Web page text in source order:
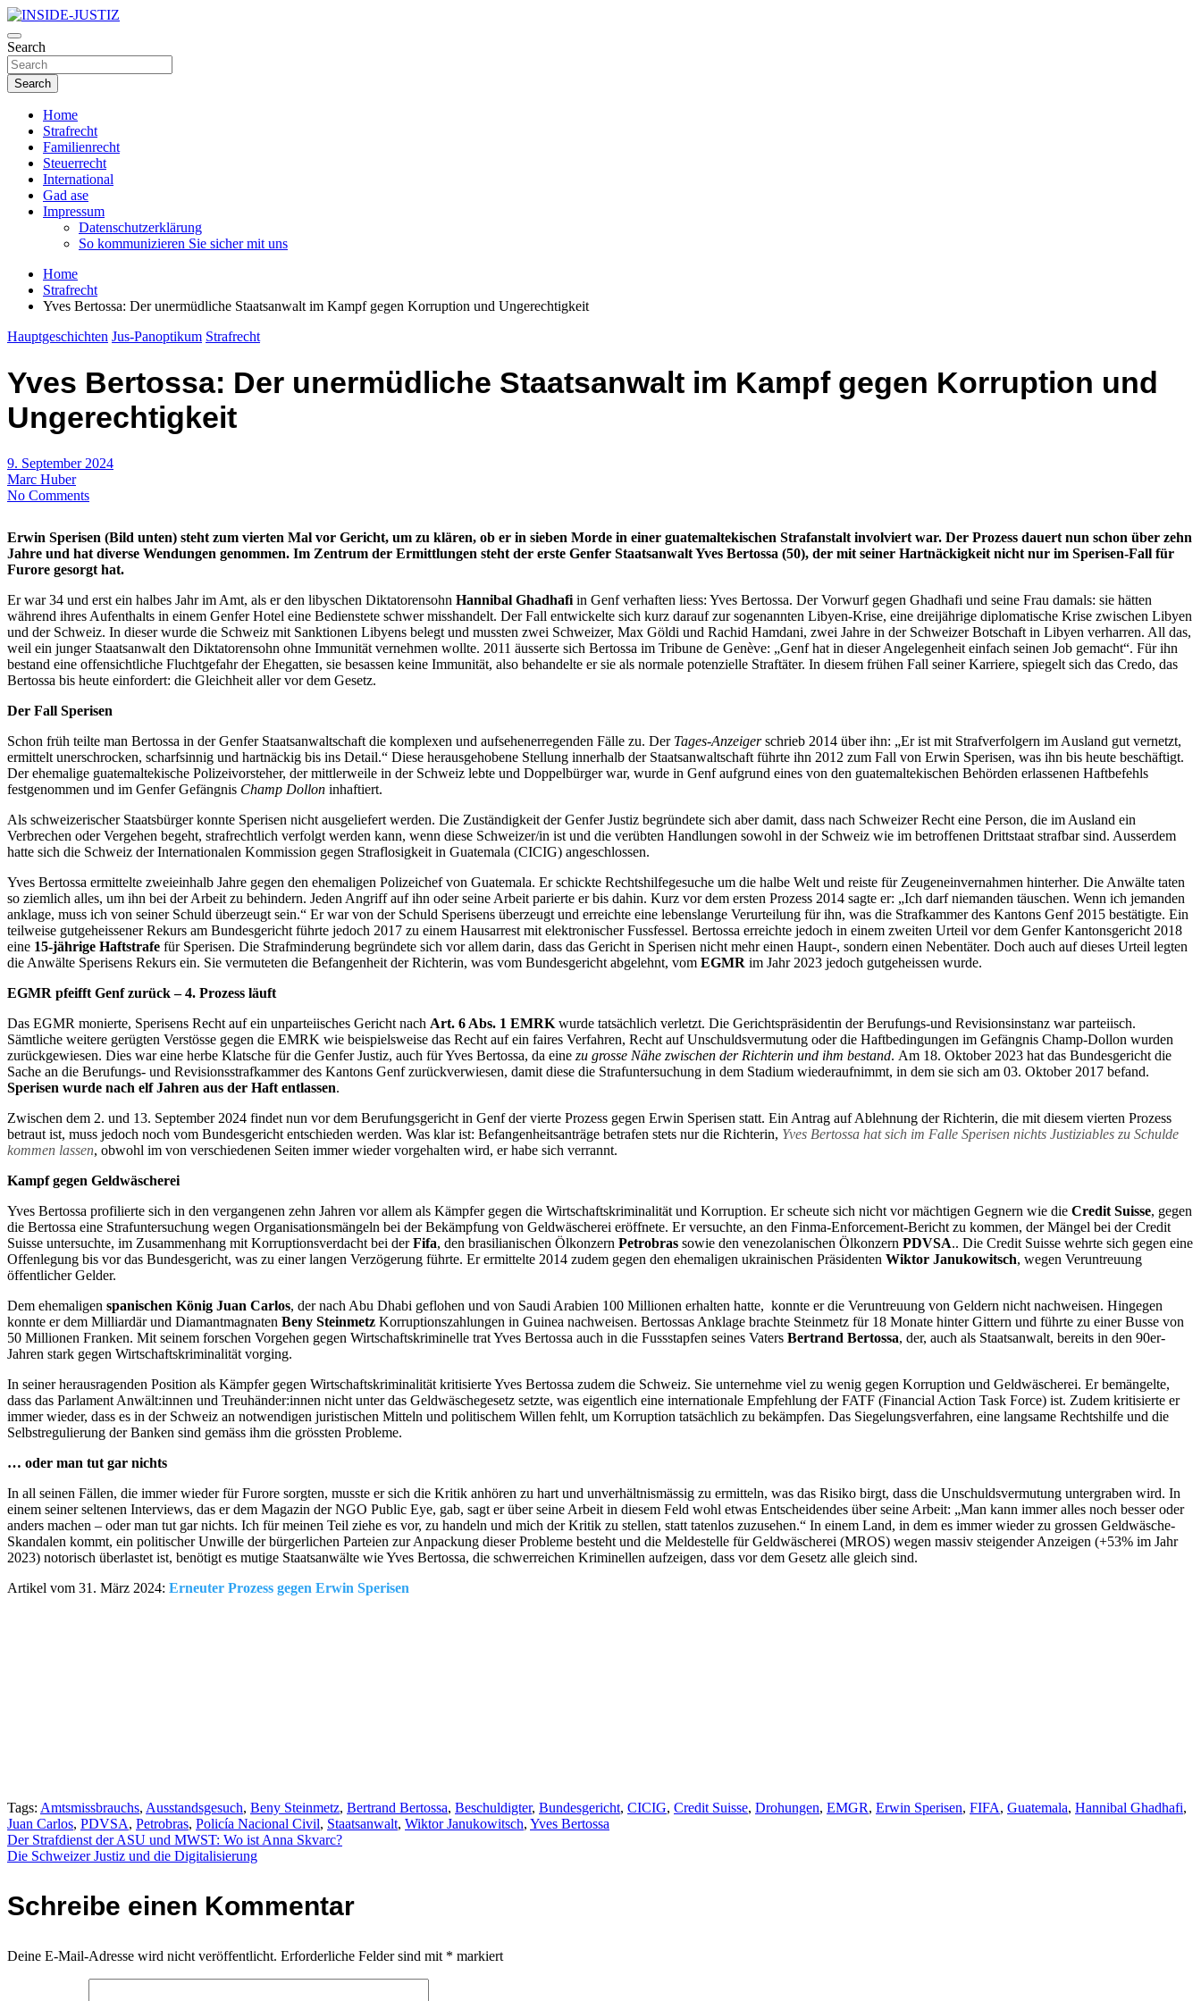
Skip
to
content
INSIDE-JUSTIZ
Investigativer Journalismus zur Dritten Gewalt
Search
Search
Home
Strafrecht
Familienrecht
Steuerrecht
International
Gad ase
Impressum
Datenschutzerklärung
So kommunizieren Sie sicher mit uns
Home
Strafrecht
Yves Bertossa: Der unermüdliche Staatsanwalt im Kampf gegen Korruption und Ungerechtigkeit
Hauptgeschichten Jus-Panoptikum Strafrecht
Yves Bertossa: Der unermüdliche Staatsanwalt im Kampf gegen Korruption und
Ungerechtigkeit
9. September 2024
Marc Huber
No Comments
Erwin Sperisen (Bild unten) steht zum vierten Mal vor Gericht, um zu klären, ob er in sieben Morde in einer guatemaltekischen Strafanstalt involviert war. Der Prozess dauert nun schon über zehn
Jahre und hat diverse Wendungen genommen. Im Zentrum der Ermittlungen steht der erste Genfer Staatsanwalt Yves Bertossa (50), der mit seiner Hartnäckigkeit nicht nur im Sperisen-Fall für
Furore gesorgt hat.
Er war 34 und erst ein halbes Jahr im Amt, als er den libyschen Diktatorensohn Hannibal Ghadhafi in Genf verhaften liess: Yves Bertossa. Der Vorwurf gegen Ghadhafi und seine Frau damals: sie hätten
während ihres Aufenthalts in einem Genfer Hotel eine Bedienstete schwer misshandelt. Der Fall entwickelte sich kurz darauf zur sogenannten Libyen-Krise, eine dreijährige diplomatische Krise zwischen Libyen
und der Schweiz. In dieser wurde die Schweiz mit Sanktionen Libyens belegt und mussten zwei Schweizer, Max Göldi und Rachid Hamdani, zwei Jahre in der Schweizer Botschaft in Libyen verharren. All das,
weil ein junger Staatsanwalt den Diktatorensohn ohne Immunität vernehmen wollte. 2011 äusserte sich Bertossa im Tribune de Genève: „Genf hat in dieser Angelegenheit einfach seinen Job gemacht“. Für ihn
bestand eine offensichtliche Fluchtgefahr der Ehegatten, sie besassen keine Immunität, also behandelte er sie als normale potenzielle Straftäter. In diesem frühen Fall seiner Karriere, spiegelt sich das Credo, das
Bertossa bis heute einfordert: die Gleichheit aller vor dem Gesetz.
Der Fall Sperisen
Schon früh teilte man Bertossa in der Genfer Staatsanwaltschaft die komplexen und aufsehenerregenden Fälle zu. Der Tages-Anzeigerschrieb 2014 über ihn: „Er ist mit Strafverfolgern im Ausland gut vernetzt,
ermittelt unerschrocken, scharfsinnig und hartnäckig bis ins Detail.“ Diese herausgehobene Stellung innerhalb der Staatsanwaltschaft führte ihn 2012 zum Fall von Erwin Sperisen, was ihn bis heute beschäftigt.
Der ehemalige guatemaltekische Polizeivorsteher, der mittlerweile in der Schweiz lebte und Doppelbürger war, wurde in Genf aufgrund eines von den guatemaltekischen Behörden erlassenen Haftbefehls
festgenommen und im Genfer Gefängnis Champ Dollon inhaftiert.
Als schweizerischer Staatsbürger konnte Sperisen nicht ausgeliefert werden. Die Zuständigkeit der Genfer Justiz begründete sich aber damit, dass nach Schweizer Recht eine Person, die im Ausland ein
Verbrechen oder Vergehen begeht, strafrechtlich verfolgt werden kann, wenn diese Schweizer/in ist und die verübten Handlungen sowohl in der Schweiz wie im betroffenen Drittstaat strafbar sind. Ausserdem
hatte sich die Schweiz der Internationalen Kommission gegen Straflosigkeit in Guatemala (CICIG) angeschlossen.
Yves Bertossa ermittelte zweieinhalb Jahre gegen den ehemaligen Polizeichef von Guatemala. Er schickte Rechtshilfegesuche um die halbe Welt und reiste für Zeugeneinvernahmen hinterher. Die Anwälte taten
so ziemlich alles, um ihn bei der Arbeit zu behindern. Jeden Angriff auf ihn oder seine Arbeit parierte er bis dahin. Kurz vor dem ersten Prozess 2014 sagte er: „Ich darf niemanden täuschen. Wenn ich jemanden
anklage, muss ich von seiner Schuld überzeugt sein.“ Er war von der Schuld Sperisens überzeugt und erreichte eine lebenslange Verurteilung für ihn, was die Strafkammer des Kantons Genf 2015 bestätigte. Ein
teilweise gutgeheissener Rekurs am Bundesgericht führte jedoch 2017 zu einem Hausarrest mit elektronischer Fussfessel. Bertossa erreichte jedoch in einem zweiten Urteil vor dem Genfer Kantonsgericht 2018
eine 15-jährige Haftstrafe für Sperisen. Die Strafminderung begründete sich vor allem darin, dass das Gericht in Sperisen nicht mehr einen Haupt-, sondern einen Nebentäter. Doch auch auf dieses Urteil legten
die Anwälte Sperisens Rekurs ein. Sie vermuteten die Befangenheit der Richterin, was vom Bundesgericht abgelehnt, vom EGMR im Jahr 2023 jedoch gutgeheissen wurde.
EGMR pfeifft Genf zurück – 4. Prozess läuft
Das EGMR monierte, Sperisens Recht auf ein unparteiisches Gericht nach Art. 6 Abs. 1 EMRK wurde tatsächlich verletzt. Die Gerichtspräsidentin der Berufungs-und Revisionsinstanz war parteiisch.
Sämtliche weitere gerügten Verstösse gegen die EMRK wie beispielsweise das Recht auf ein faires Verfahren, Recht auf Unschuldsvermutung oder die Haftbedingungen im Gefängnis Champ-Dollon wurden
zurückgewiesen. Dies war eine herbe Klatsche für die Genfer Justiz, auch für Yves Bertossa, da eine zu grosse Nähe zwischen der Richterin und ihm bestand. Am 18. Oktober 2023 hat das Bundesgericht die
Sache an die Berufungs- und Revisionsstrafkammer des Kantons Genf zurückverwiesen, damit diese die Strafuntersuchung in dem Stadium wiederaufnimmt, in dem sie sich am 03. Oktober 2017 befand.
Sperisen wurde nach elf Jahren aus der Haft entlassen.
Zwischen dem 2. und 13. September 2024 findet nun vor dem Berufungsgericht in Genf der vierte Prozess gegen Erwin Sperisen statt. Ein Antrag auf Ablehnung der Richterin, die mit diesem vierten Prozess
betraut ist, muss jedoch noch vom Bundesgericht entschieden werden. Was klar ist: Befangenheitsanträge betrafen stets nur die Richterin, Yves Bertossa hat sich im Falle Sperisen nichts Justiziables zu Schulde
kommen lassen, obwohl im von verschiedenen Seiten immer wieder vorgehalten wird, er habe sich verrannt.
Kampf gegen Geldwäscherei
Yves Bertossa profilierte sich in den vergangenen zehn Jahren vor allem als Kämpfer gegen die Wirtschaftskriminalität und Korruption. Er scheute sich nicht vor mächtigen Gegnern wie die Credit Suisse, gegen
die Bertossa eine Strafuntersuchung wegen Organisationsmängeln bei der Bekämpfung von Geldwäscherei eröffnete. Er versuchte, an den Finma-Enforcement-Bericht zu kommen, der Mängel bei der Credit
Suisse untersuchte, im Zusammenhang mit Korruptionsverdacht bei derFifa, den brasilianischen Ölkonzern Petrobras sowie den venezolanischen Ölkonzern PDVSA.. Die Credit Suisse wehrte sich gegen eine
Offenlegung bis vor das Bundesgericht, was zu einer langen Verzögerung führte. Er ermittelte 2014 zudem gegen den ehemaligen ukrainischen Präsidenten Wiktor Janukowitsch, wegen Veruntreuung
öffentlicher Gelder.
Dem ehemaligen spanischen König Juan Carlos, der nach Abu Dhabi geflohen und von Saudi Arabien 100 Millionen erhalten hatte, konnte er die Veruntreuung von Geldern nicht nachweisen. Hingegen
konnte er dem Milliardär und Diamantmagnaten Beny Steinmetz Korruptionszahlungen in Guinea nachweisen. Bertossas Anklage brachte Steinmetz für 18 Monate hinter Gittern und führte zu einer Busse von
50 Millionen Franken. Mit seinem forschen Vorgehen gegen Wirtschaftskriminelle trat Yves Bertossa auch in die Fussstapfen seines Vaters Bertrand Bertossa, der, auch als Staatsanwalt, bereits in den 90er-
Jahren stark gegen Wirtschaftskriminalität vorging.
In seiner herausragenden Position als Kämpfer gegen Wirtschaftskriminalität kritisierte Yves Bertossa zudem die Schweiz. Sie unternehme viel zu wenig gegen Korruption und Geldwäscherei. Er bemängelte,
dass das Parlament Anwält:innen und Treuhänder:innen nicht unter das Geldwäschegesetz setzte, was eigentlich eine internationale Empfehlung der FATF (Financial Action Task Force) ist. Zudem kritisierte er
immer wieder, dass es in der Schweiz an notwendigen juristischen Mitteln und politischem Willen fehlt, um Korruption tatsächlich zu bekämpfen. Das Siegelungsverfahren, eine langsame Rechtshilfe und die
Selbstregulierung der Banken sind gemäss ihm die grössten Probleme.
… oder man tut gar nichts
In all seinen Fällen, die immer wieder für Furore sorgten, musste er sich die Kritik anhören zu hart und unverhältnismässig zu ermitteln, was das Risiko birgt, dass die Unschuldsvermutung untergraben wird. In
einem seiner seltenen Interviews, das er dem Magazin der NGO Public Eye, gab, sagt er über seine Arbeit in diesem Feld wohl etwas Entscheidendes über seine Arbeit: „Man kann immer alles noch besser oder
anders machen – oder man tut gar nichts. Ich für meinen Teil ziehe es vor, zu handeln und mich der Kritik zu stellen, statt tatenlos zuzusehen.“ In einem Land, in dem es immer wieder zu grossen Geldwäsche-
Skandalen kommt, ein politischer Unwille der bürgerlichen Parteien zur Anpackung dieser Probleme besteht und die Meldestelle für Geldwäscherei (MROS) wegen massiv steigender Anzeigen (+53% im Jahr
2023) notorisch überlastet ist, benötigt es mutige Staatsanwälte wie Yves Bertossa, die schwerreichen Kriminellen aufzeigen, dass vor dem Gesetz alle gleich sind.
Artikel vom 31. März 2024: Erneuter Prozess gegen Erwin Sperisen
Tags: Amtsmissbrauchs, Ausstandsgesuch, Beny Steinmetz, Bertrand Bertossa, Beschuldigter, Bundesgericht, CICIG, Credit Suisse, Drohungen, EMGR, Erwin Sperisen, FIFA, Guatemala, Hannibal Ghadhafi,
Juan Carlos, PDVSA, Petrobras, Policía Nacional Civil, Staatsanwalt, Wiktor Janukowitsch, Yves Bertossa
Beitragsnavigation
Der Strafdienst der ASU und MWST: Wo ist Anna Skvarc?
Die Schweizer Justiz und die Digitalisierung
Schreibe einen Kommentar
Deine E-Mail-Adresse wird nicht veröffentlicht. Erforderliche Felder sind mit * markiert